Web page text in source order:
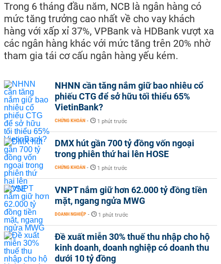
Trong 6 tháng đầu năm, NCB là ngân hàng có
mức tăng trưởng cao nhất về cho vay khách
hàng với xấp xỉ 37%, VPBank và HDBank vượt xa
các ngân hàng khác với mức tăng trên 20% nhờ
tham gia tái cơ cấu ngân hàng yếu kém.
NHNN cần tăng nắm giữ bao nhiêu cổ
phiếu CTG để sở hữu tối thiểu 65%
VietinBank?
CHỨNG KHOÁN - 1 phút trước
DMX hút gần 700 tỷ đồng vốn ngoại
trong phiên thứ hai lên HOSE
CHỨNG KHOÁN - 1 phút trước
VNPT nắm giữ hơn 62.000 tỷ đồng tiền
mặt, ngang ngửa MWG
DOANH NGHIỆP - 1 phút trước
Đề xuất miễn 30% thuế thu nhập cho hộ
kinh doanh, doanh nghiệp có doanh thu
dưới 10 tỷ đồng